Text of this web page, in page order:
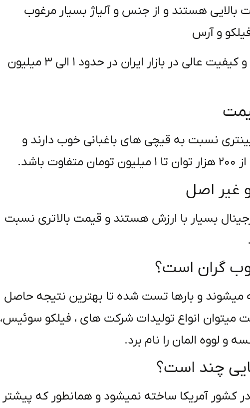
بالایی هستند و از جنس و آلیاژ بسیار مرغوب
و آرس
قیمت قیچی باغبانی خوب با کارایی و کیفیت عالی در بازار ایران در حدود ۱ الی ۳ میلیون
نسبت به قیچی های باغبانی خوب دارند و
غیر اصل
بسیار با ارزش هستند و قیمت بالاتری نسبت
گران است؟
میشوند و بارها تست شده تا بهترین نتیجه حاصل
انواع تولیدات شرکت های ، فیلکو سوئیس،
و لووه المان را نام برد.
چند است؟
کشور آمریکا ساخته نمیشود و همانطور که پیشتر